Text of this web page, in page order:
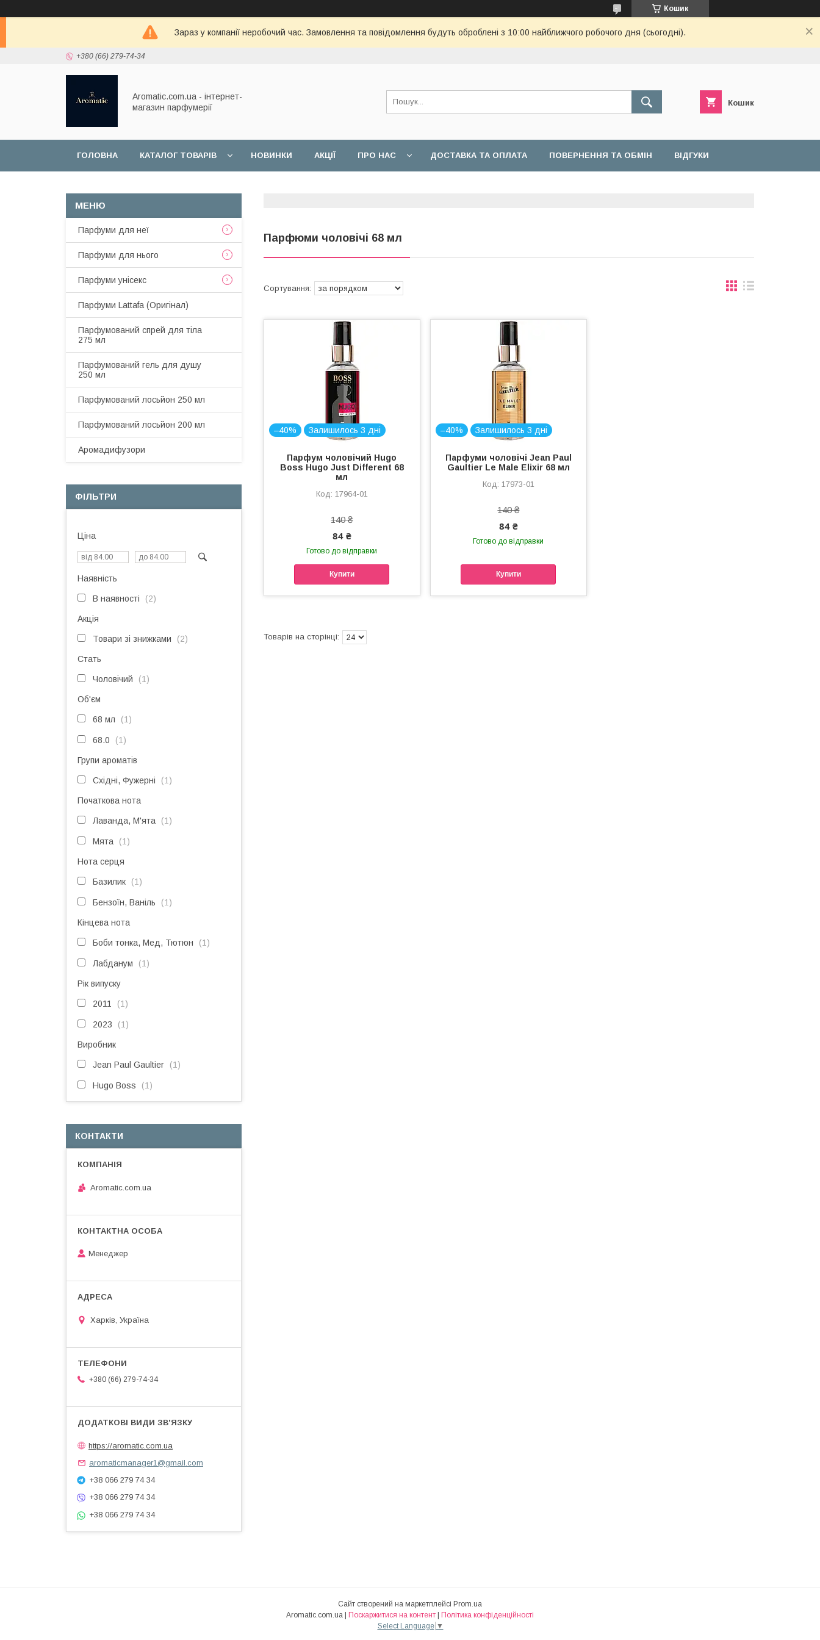
Кошик
Зараз у компанії неробочий час. Замовлення та повідомлення будуть оброблені з 10:00 найближчого робочого дня (сьогодні).
+380 (66) 279-74-34
Aromatic.com.ua - інтернет-
магазин парфумерії
Кошик
ГОЛОВНА КАТАЛОГ ТОВАРІВ НОВИНКИ АКЦІЇ ПРО НАС ДОСТАВКА ТА ОПЛАТА ПОВЕРНЕННЯ ТА ОБМІН ВІДГУКИ
Парфюми чоловічі 68 мл
–40% Залишилось 3 дні
Парфум чоловічий Hugo
Boss Hugo Just Different 68
мл
17964-01
140 ₴
84 ₴
Готово до відправки
Купити
–40% Залишилось 3 дні
Парфуми чоловічі Jean Paul
Gaultier Le Male Elixir 68 мл
17973-01
140 ₴
84 ₴
Готово до відправки
Купити
Парфуми для неї
Парфуми для нього
Парфуми унісекс
Парфуми Lattafa (Оригінал)
Парфумований спрей для тіла
275 мл
Парфумований гель для душу
250 мл
Парфумований лосьйон 250 мл
Парфумований лосьйон 200 мл
Аромадифузори
ФІЛЬТРИ
Ціна
Наявність
В наявності 2
Акція
Товари зі знижками 2
Стать
Чоловічий 1
Об'єм
68 мл 1
68.0 1
Групи ароматів
Східні, Фужерні 1
Початкова нота
Лаванда, М'ята 1
Мята 1
Нота серця
Базилик 1
Бензоїн, Ваніль 1
Кінцева нота
Боби тонка, Мед, Тютюн 1
Лабданум 1
Рік випуску
2011 1
2023 1
Виробник
Jean Paul Gaultier 1
Hugo Boss 1
КОНТАКТИ
Aromatic.com.ua
Менеджер
Харків, Україна
+380 (66) 279-74-34
https://aromatic.com.ua
aromaticmanager1@gmail.com
+38 066 279 74 34
+38 066 279 74 34
+38 066 279 74 34
Сайт створений на маркетплейсі Prom.ua
Aromatic.com.ua | Поскаржитися на контент | Політика конфіденційності
Select Language ▼